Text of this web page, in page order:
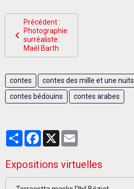
Précédent :
Photographie
surréaliste:
Maël Barth
contes contes des mille et une nuits
contes bédouins
contes arabes
PartagerFacebook
X
Expositions virtuelles